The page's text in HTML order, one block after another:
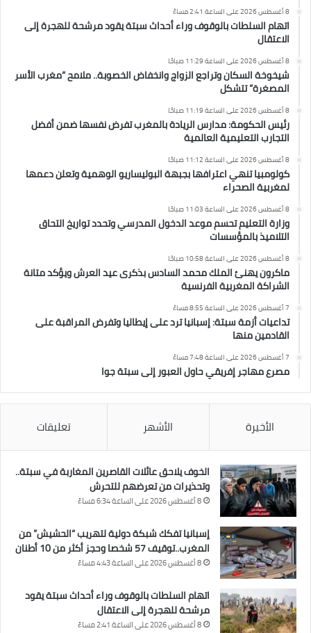
8 أغسطس 2026 على الساعة 2:41 مساءً
اتهام السلطات بالوقوف وراء أحداث سبتة يقود مرشحة للهجرة إلى
الاعتقال
8 أغسطس 2026 على الساعة 11:29 صباحًا
شيخوخة السكان وتراجع الزواج وانخفاض الخصوبة.. ملامح “مغرب الأسر
المصغرة” تتشكل
8 أغسطس 2026 على الساعة 11:19 صباحًا
رئيس الحكومة: مدارس الريادة بالمغرب تفرض نفسها ضمن أفضل
التجارب التعليمية العالمية
8 أغسطس 2026 على الساعة 11:12 صباحًا
كولومبيا تنهي اعترافها بجبهة البوليساريو الوهمية وتعلن دعمها
لمغربية الصحراء
8 أغسطس 2026 على الساعة 11:03 صباحًا
وزارة التعليم تحسم موعد الدخول المدرسي وتحدد تواريخ التحاق
التلاميذ بالمؤسسات
8 أغسطس 2026 على الساعة 10:58 صباحًا
ماكرون يهنئ الملك محمد السادس بذكرى عيد العرش ويؤكد متانة
الشراكة المغربية الفرنسية
7 أغسطس 2026 على الساعة 8:55 مساءً
تداعيات أزمة سبتة: إسبانيا ترد على إيطاليا وتفرض المراقبة على
القادمين منها
7 أغسطس 2026 على الساعة 7:48 مساءً
مصرع مهاجر إفريقي حاول العبور إلى سبتة جوا
الأخيرة الأشهر تعليقات
الخوف يلاحق عائلات القاصرين المغاربة في سبتة..
وتحذيرات من تعرضهم للتحرش
8 أغسطس 2026 على الساعة 6:34 مساءً
إسبانيا تفكك شبكة دولية لتهريب “الحشيش” من
المغرب..توقيف 57 شخصا وحجز أكثر من 10 أطنان
8 أغسطس 2026 على الساعة 4:43 مساءً
اتهام السلطات بالوقوف وراء أحداث سبتة يقود
مرشحة للهجرة إلى الاعتقال
8 أغسطس 2026 على الساعة 2:41 مساءً